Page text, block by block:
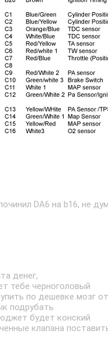
DA6 на b16, не
денег,
тебе черноголовый
по дешевке мозг
подрубать
будет конский
клапана